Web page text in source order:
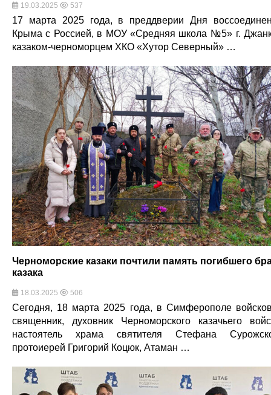
19.03.2025 537
17 марта 2025 года, в преддверии Дня
Крыма с Россией, в МОУ «Средняя школа №5» г.
казаком-черноморцем ХКО «Хутор Северный» …
Черноморские казаки почтили память погибшего
казака
18.03.2025 506
Сегодня, 18 марта 2025 года, в Симферополе
священник, духовник Черноморского казачьего
настоятель храма святителя Стефана
протоиерей Григорий Коцюк, Атаман …